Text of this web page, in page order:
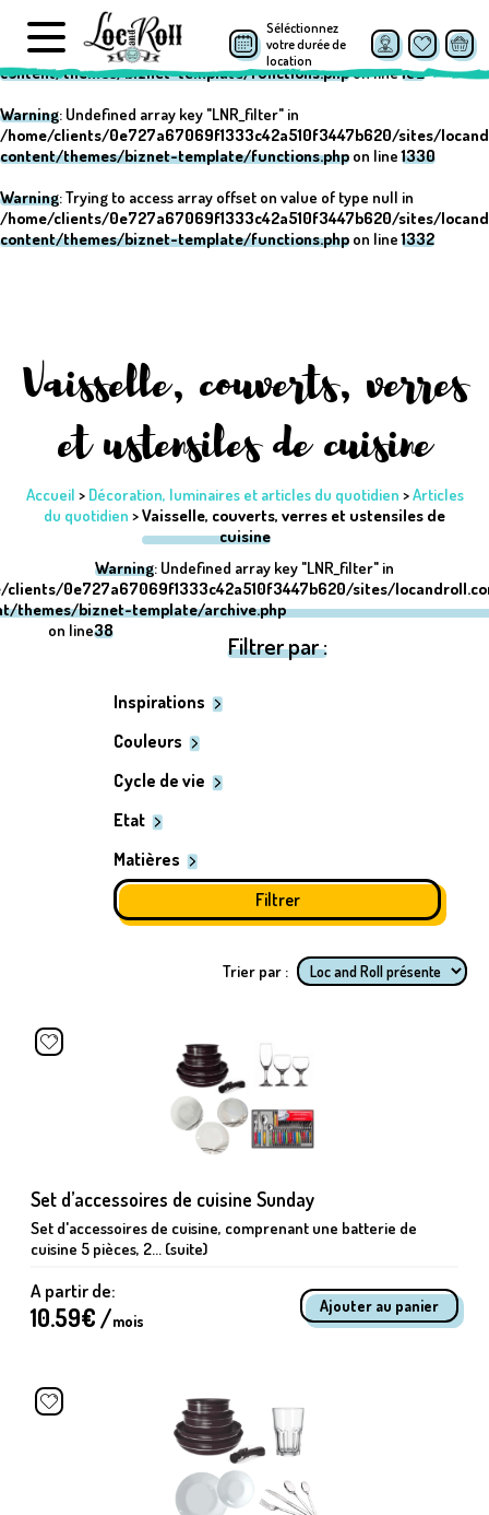
Warning: Undefined array key "post_type" in
/home/clients/0e727a67069f1333c42a510f3447b620/sites/
content/themes/biznet-template/functions.phpon line152
Warning: Undefined array key "LNR_filter" in
/home/clients/0e727a67069f1333c42a510f3447b620/sites/
content/themes/biznet-template/functions.php on line1330
Warning: Trying to access array offset on value of type null in
/home/clients/0e727a67069f1333c42a510f3447b620/sites/
content/themes/biznet-template/functions.php on line1332
Séléctionnez
votre durée de
location
Vaisselle, couverts, verres
et ustensiles de cuisine
Accueil > Décoration, luminaires et articles du quotidien >Articles
du quotidien >Vaisselle, couverts, verres et ustensiles de
cuisine
Warning: Undefined array key "LNR_filter" in
clients/0e727a67069f1333c42a510f3447b620/sites/
themes/biznet-template/archive.php
on line38
Filtrer par :
Inspirations
Couleurs
Cycle de vie
Etat
Matières
Trier par :
Set d’accessoires de cuisine Sunday
Set d'accessoires de cuisine, comprenant une batterie de
cuisine 5 pièces, 2... (suite)
A partir de:
10.59€ /mois